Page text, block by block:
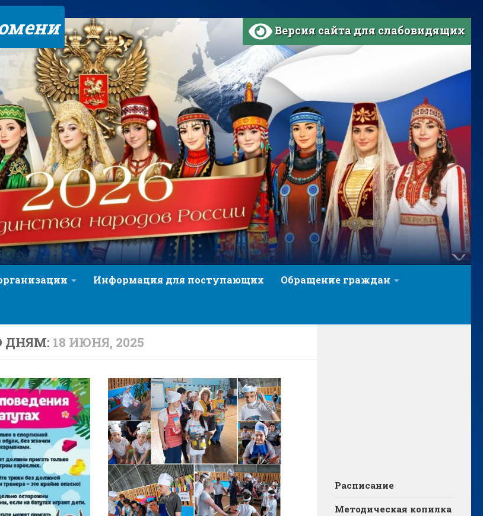
Версия сайта для слабовидящих
Информация для поступающих Обращение граждан
ДНЯМ: 18 ИЮНЯ, 2025
Расписание
Методическая копилка